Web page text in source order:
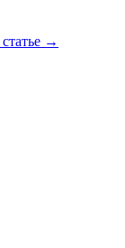
статье →